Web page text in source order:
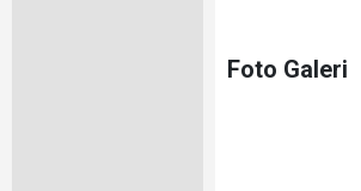
Foto Galeri